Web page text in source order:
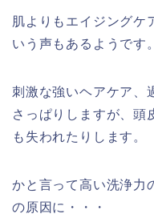
肌よりもエイジングケ
いう声もあるようです。
刺激な強いヘアケア、
さっぱりしますが、頭
も失われたりします。
かと言って高い洗浄力
の原因に・・・